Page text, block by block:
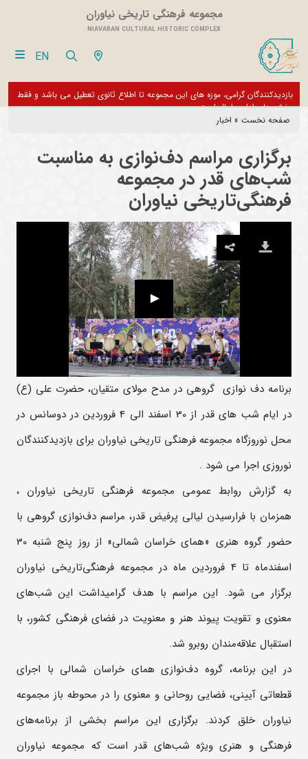
مجموعه فرهنگی تاریخی نیاوران
NIAVARAN CULTURAL HISTORIC COMPLEX
EN
بازدیدکنندگان گرامی، موزه های این مجموعه تا اطلاع ثانوی تعطیل می باشد و فقط
بخش های اداری فعال است
صفحه نخست » اخبار
برگزاری مراسم دف‌نوازی به مناسبت
شب‌های قدر در مجموعه
فرهنگی‌تاریخی نیاوران
برنامه دف نوازي گروهی در مدح مولاي متقيان، حضرت علي (ع)
در ايام شب هاى قدر از 30 اسفند الي 4 فروردين در دوسانس در
محل نوروزگاه مجموعه فرهنگي تاريخي نياوران براي بازديدكنندگان
نوروزی اجرا مي شود .
به گزارش روابط عمومی مجموعه فرهنگی تاریخی نیاوران ،
همزمان با فرارسیدن لیالی پرفیض قدر، مراسم دف‌نوازی گروهی با
حضور گروه هنری «همای خراسان شمالی» از روز پنج شنبه 30
اسفندماه تا 4 فروردین ماه در مجموعه فرهنگی‌تاریخی نیاوران
برگزار می شود. این مراسم با هدف گرامیداشت این شب‌های
معنوی و تقویت پیوند هنر و معنویت در فضای فرهنگی کشور، با
استقبال علاقه‌مندان روبرو شد.
در این برنامه، گروه دف‌نوازی همای خراسان شمالی با اجرای
قطعاتی آیینی، فضایی روحانی و معنوی را در محوطه باز مجموعه
نیاوران خلق کردند. برگزاری این مراسم بخشی از برنامه‌های
فرهنگی و هنری ویژه شب‌های قدر است که مجموعه نیاوران